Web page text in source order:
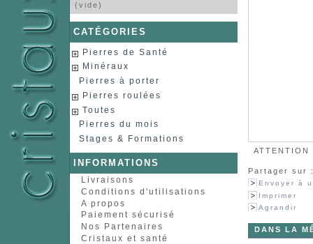
(vide)
CATÉGORIES
Pierres de Santé
Minéraux
Pierres à porter
Pierres roulées
Toutes
Pierres du mois
Stages & Formations
INFORMATIONS
Livraisons
Conditions d'utilisations
A propos
Paiement sécurisé
Nos Partenaires
Cristaux et santé
Partager sur
Envoyer à
Imprimer
Agrandir
DANS LA